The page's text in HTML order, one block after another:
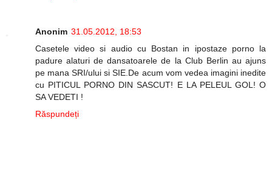
Anonim 31.05.2012, 18:53
Casetele video si audio cu Bostan in ipostaze porno la
padure alaturi de dansatoarele de la Club Berlin au ajuns
pe mana SRI/ului si SIE.De acum vom vedea imagini inedite
cu PITICUL PORNO DIN SASCUT! E LA PELEUL GOL! O
SA VEDETI !
Răspundeți